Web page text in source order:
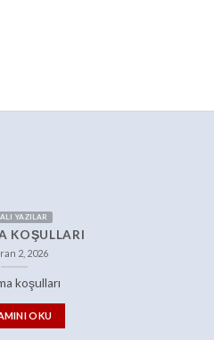
YAZILAR
KOŞULLARI
2, 2026
koşulları
OKU